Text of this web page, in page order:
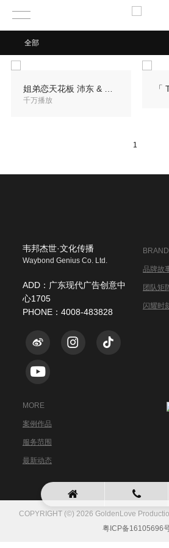
千万播放
1
韦邦杰世·文化传播
Waybond Genius Co. Ltd.
ADD：广东现代广告创意中
心1705
PHONE：4008-483828
BRAND
品牌故
团队矩
闪耀时
MORE
案例作品
服务范围
最新动态
COPYRIGHT (©) 2026 GoldenLove
粤ICP备16105696
全部